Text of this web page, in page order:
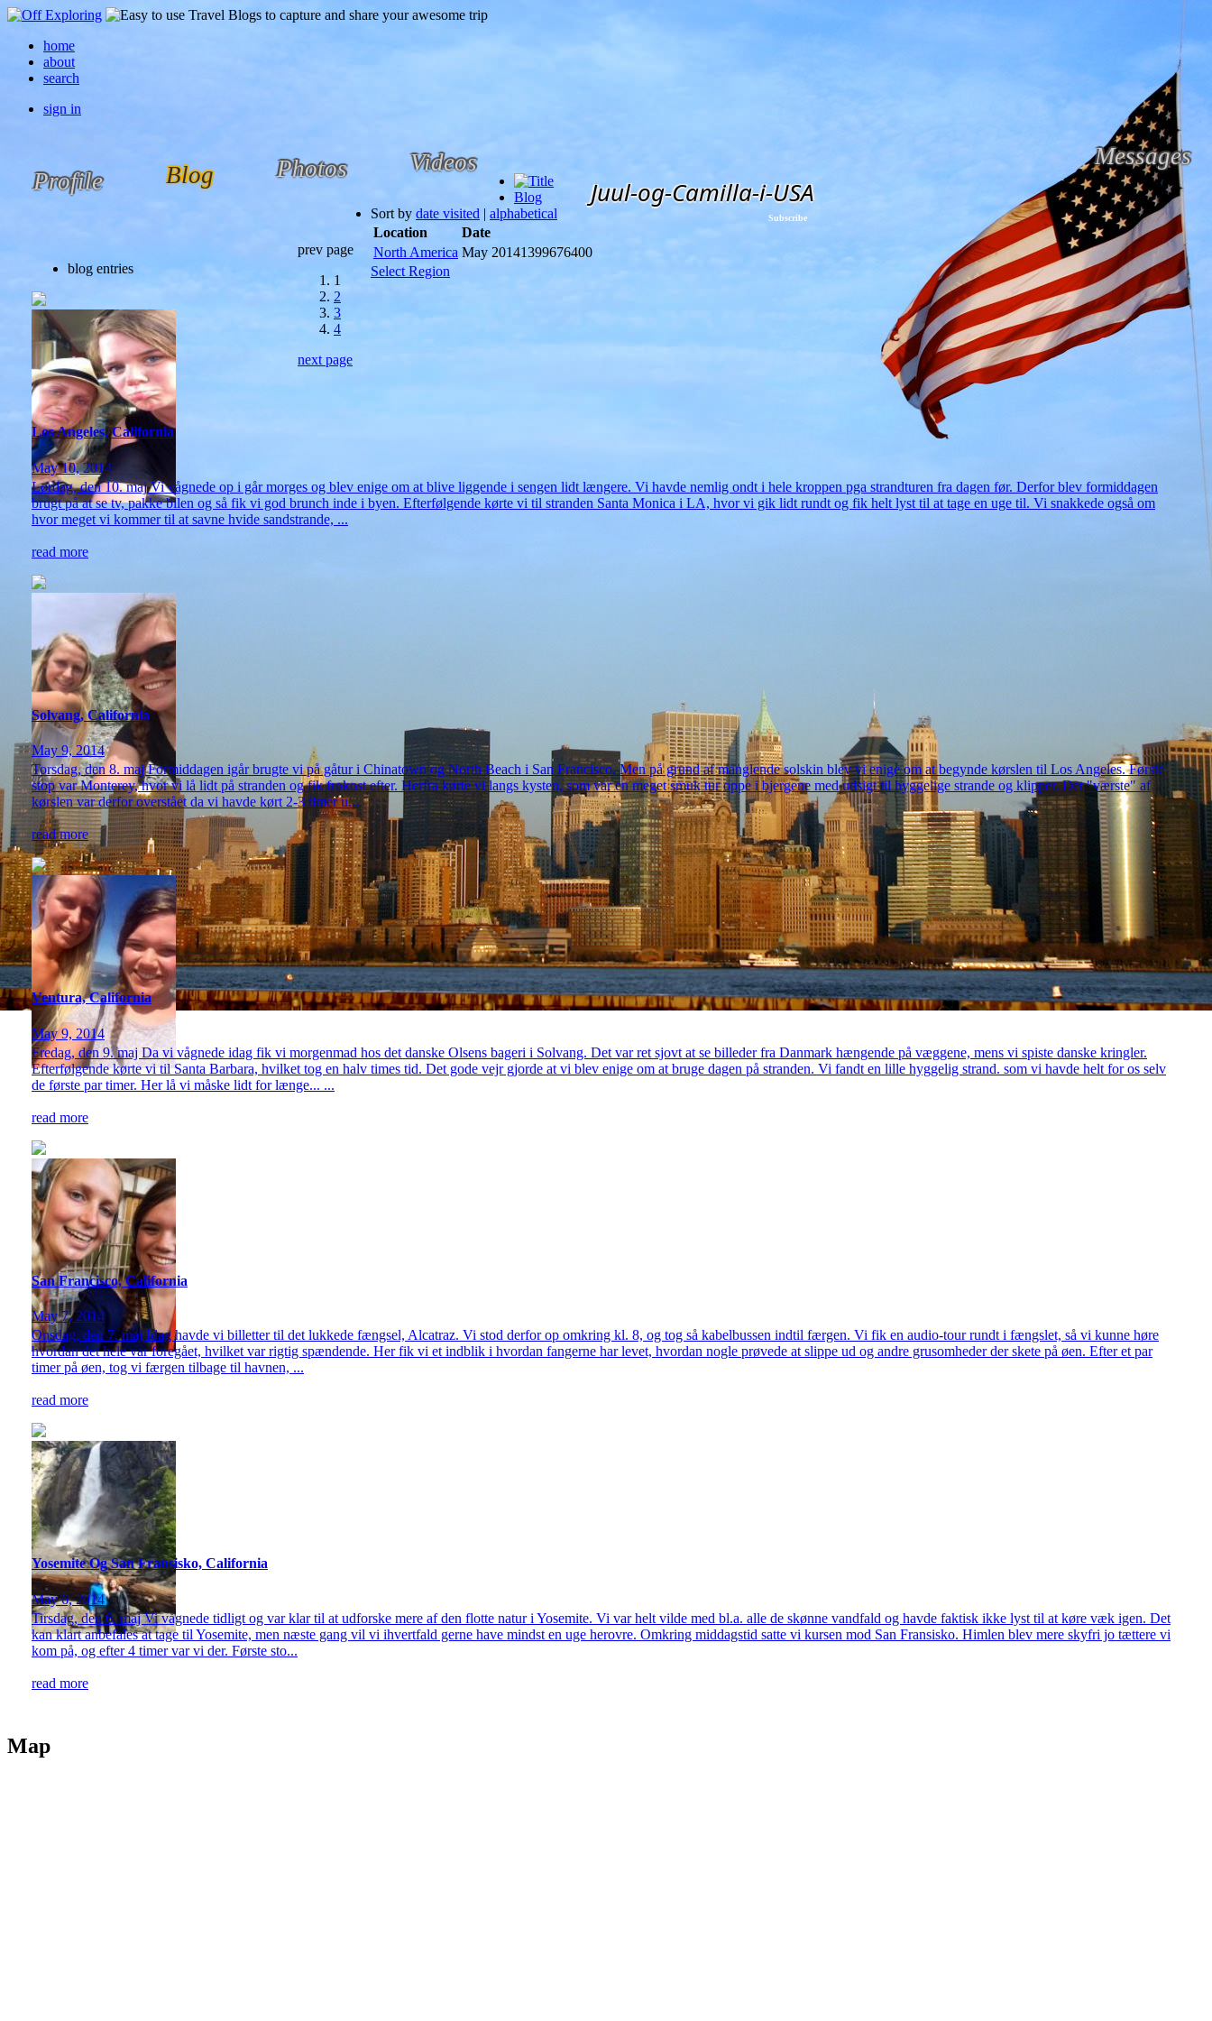
home
about
search
sign in
Profile Blog Photos Videos Messages
Subscribe
Juul-og-Camilla-i-USA
Blog
Sort by date visited | alphabetical
Location
Date
North America May 20141399676400
Select Region
prev page
1
2
3
4
next page
blog entries
Los Angeles, California
May 10, 2014
Lørdag, den 10. maj Vi vågnede op i går morges og blev enige om at blive liggende i sengen lidt længere. Vi havde nemlig ondt i hele kroppen pga strandturen fra dagen før. Derfor blev formiddagen
brugt på at se tv, pakke bilen og så fik vi god brunch inde i byen. Efterfølgende kørte vi til stranden Santa Monica i LA, hvor vi gik lidt rundt og fik helt lyst til at tage en uge til. Vi snakkede også om
hvor meget vi kommer til at savne hvide sandstrande, ...
read more
Solvang, California
May 9, 2014
Torsdag, den 8. maj Formiddagen igår brugte vi på gåtur i Chinatown og North Beach i San Francisco. Men på grund af manglende solskin blev vi enige om at begynde kørslen til Los Angeles. Første
stop var Monterey, hvor vi lå lidt på stranden og fik frokost efter. Herfra kørte vi langs kysten, som var en meget smuk tur oppe i bjergene med udsigt til hyggelige strande og klipper. Det "værste" af
kørslen var derfor overstået da vi havde kørt 2-3 timer u...
read more
Ventura, California
May 9, 2014
Fredag, den 9. maj Da vi vågnede idag fik vi morgenmad hos det danske Olsens bageri i Solvang. Det var ret sjovt at se billeder fra Danmark hængende på væggene, mens vi spiste danske kringler.
Efterfølgende kørte vi til Santa Barbara, hvilket tog en halv times tid. Det gode vejr gjorde at vi blev enige om at bruge dagen på stranden. Vi fandt en lille hyggelig strand. som vi havde helt for os selv
de første par timer. Her lå vi måske lidt for længe... ...
read more
San Francisco, California
May 7, 2014
Onsdag, den 7. maj Idag havde vi billetter til det lukkede fængsel, Alcatraz. Vi stod derfor op omkring kl. 8, og tog så kabelbussen indtil færgen. Vi fik en audio-tour rundt i fængslet, så vi kunne høre
hvordan det hele var foregået, hvilket var rigtig spændende. Her fik vi et indblik i hvordan fangerne har levet, hvordan nogle prøvede at slippe ud og andre grusomheder der skete på øen. Efter et par
timer på øen, tog vi færgen tilbage til havnen, ...
read more
Yosemite Og San Fransisko, California
May 6, 2014
Tirsdag, den 6. maj Vi vågnede tidligt og var klar til at udforske mere af den flotte natur i Yosemite. Vi var helt vilde med bl.a. alle de skønne vandfald og havde faktisk ikke lyst til at køre væk igen. Det
kan klart anbefales at tage til Yosemite, men næste gang vil vi ihvertfald gerne have mindst en uge herovre. Omkring middagstid satte vi kursen mod San Fransisko. Himlen blev mere skyfri jo tættere vi
kom på, og efter 4 timer var vi der. Første sto...
read more
Map